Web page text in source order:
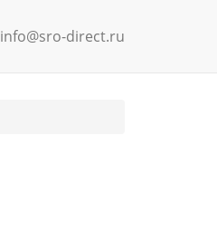
info@sro-direct.ru